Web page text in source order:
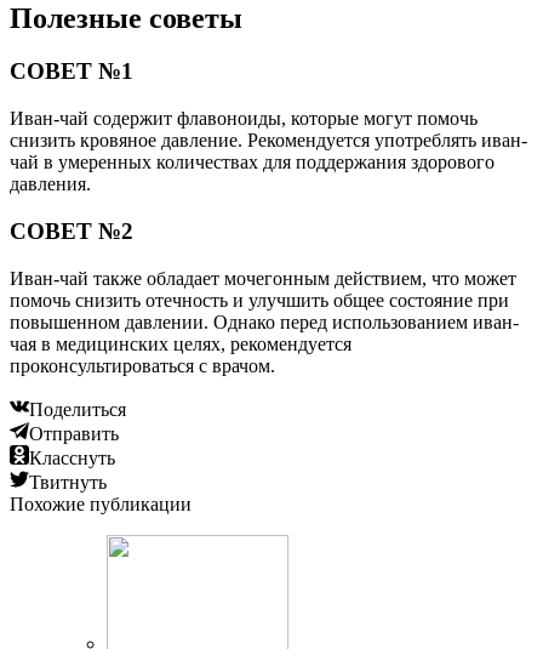
Полезные советы
СОВЕТ №1
Иван-чай содержит флавоноиды, которые могут помочь
снизить кровяное давление. Рекомендуется употреблять иван-
чай в умеренных количествах для поддержания здорового
давления.
СОВЕТ №2
Иван-чай также обладает мочегонным действием, что может
помочь снизить отечность и улучшить общее состояние при
повышенном давлении. Однако перед использованием иван-
чая в медицинских целях, рекомендуется
проконсультироваться с врачом.
Поделиться
Отправить
Класснуть
Твитнуть
Похожие публикации